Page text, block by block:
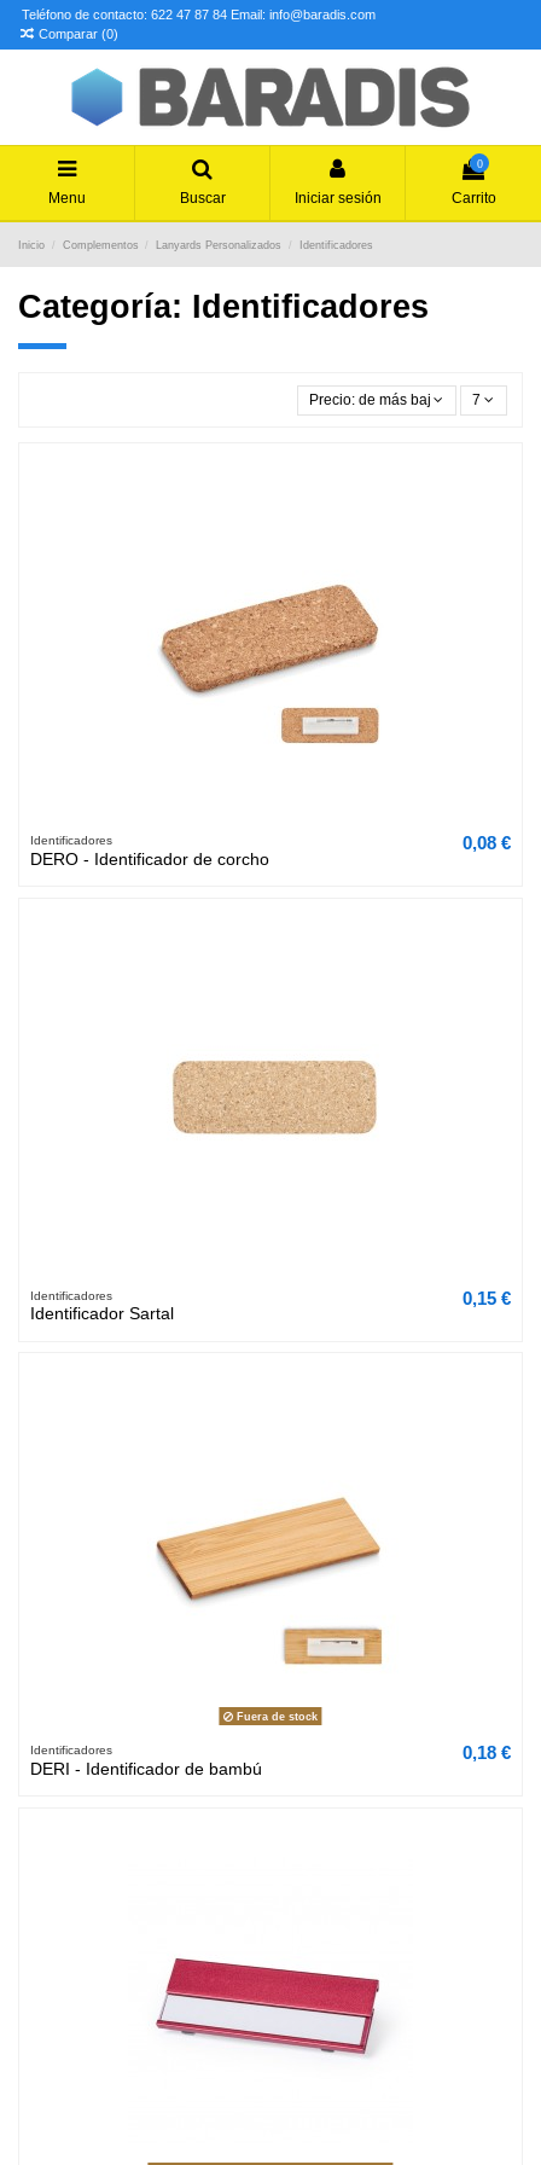
Teléfono de contacto: 622 47 87 84 Email: info@baradis.com
Comparar (0)
Menu Buscar Iniciar sesión
0
Carrito
Inicio Complementos Lanyards Personalizados Identificadores
Categoría: Identificadores
Precio: de más bajo a más alto
7
Identificadores
DERO - Identificador de corcho
0,08 €
Identificadores
Identificador Sartal
0,15 €
Fuera de stock
Identificadores
DERI - Identificador de bambú
0,18 €